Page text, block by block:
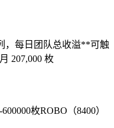
，每日团队总收溢**可触
207,000 枚
枚ROBO（8400）